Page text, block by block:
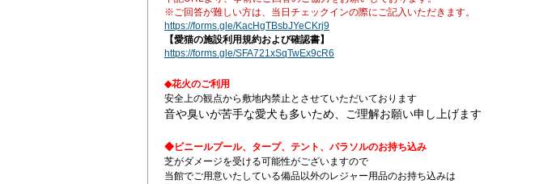
※ご回答が難しい方は、当日チェックインの際にご記入いただきます。
https://forms.gle/KacHgTBsbJYeCKrj9
【愛猫の施設利用規約および確認書】
https://forms.gle/SFA721xSqTwEx9cR6
◆花火のご利用
安全上の観点から敷地内禁止とさせていただいております
音や臭いが苦手な愛犬も多いため、ご理解お願い申し上げます
◆ビニールプール、タープ、テント、パラソルのお持ち込み
芝がダメージを受ける可能性がございますので
当館でご用意いたしている備品以外のレジャー用品のお持ち込みは